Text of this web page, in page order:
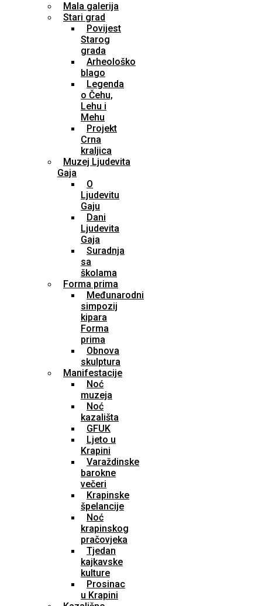
Mala galerija
Stari grad
Povijest
Starog
grada
Arheološko
blago
Legenda
o Čehu,
Lehu i
Mehu
Projekt
Crna
kraljica
Muzej Ljudevita
Gaja
O
Ljudevitu
Gaju
Dani
Ljudevita
Gaja
Suradnja
sa
školama
Forma prima
Međunarodni
simpozij
kipara
Forma
prima
Obnova
skulptura
Manifestacije
Noć
muzeja
Noć
kazališta
GFUK
Ljeto u
Krapini
Varaždinske
barokne
večeri
Krapinske
špelancije
Noć
krapinskog
pračovjeka
Tjedan
kajkavske
kulture
Prosinac
u Krapini